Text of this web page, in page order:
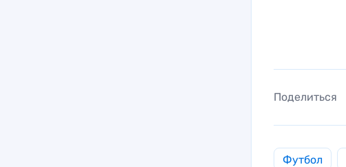
Поделиться
Футбол